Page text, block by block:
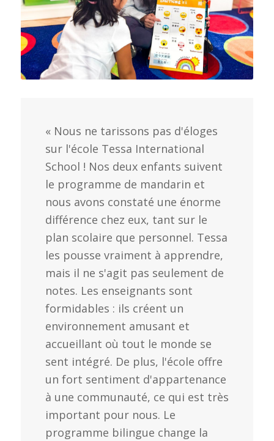
« Nous ne tarissons pas d'éloges
sur l'école Tessa International
School ! Nos deux enfants suivent
le programme de mandarin et
nous avons constaté une énorme
différence chez eux, tant sur le
plan scolaire que personnel. Tessa
les pousse vraiment à apprendre,
mais il ne s'agit pas seulement de
notes. Les enseignants sont
formidables : ils créent un
environnement amusant et
accueillant où tout le monde se
sent intégré. De plus, l'école offre
un fort sentiment d'appartenance
à une communauté, ce qui est très
important pour nous. Le
programme bilingue change la